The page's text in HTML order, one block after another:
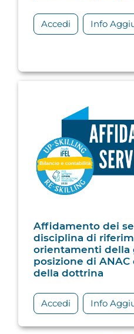
Accedi Info
Affidamento dei
disciplina di
orientamenti della
posizione di
della dottrina
Accedi Info